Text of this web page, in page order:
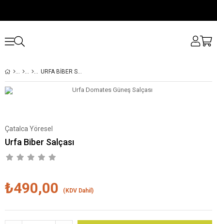
URFA BIBER SALÇASI
Çatalca Yöresel
Urfa Biber Salçası
₺490,00 (KDV Dahil)